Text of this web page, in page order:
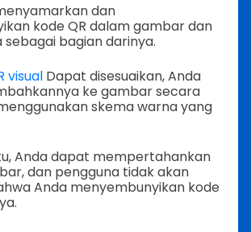
dan
kode QR dalam gambar dan
bagian darinya.
visual Dapat disesuaikan, Anda
ke gambar secara
skema warna yang
Anda dapat mempertahankan
dan pengguna tidak akan
Anda menyembunyikan kode